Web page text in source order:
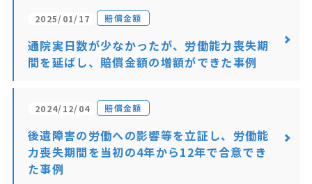
2025/01/17 賠償金額
通院実日数が少なかったが、労働能力喪失期
間を延ばし、賠償金額の増額ができた事例
2024/12/04 賠償金額
後遺障害の労働への影響等を立証し、労働能
力喪失期間を当初の4年から12年で合意でき
た事例